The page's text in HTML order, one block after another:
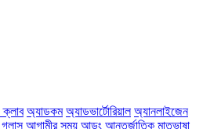
অ্যাডকম অ্যাডভার্টোরিয়াল অ্যানলাইজেন
আগামীর সময় আড়ং আন্তর্জাতিক মাতৃভাষা